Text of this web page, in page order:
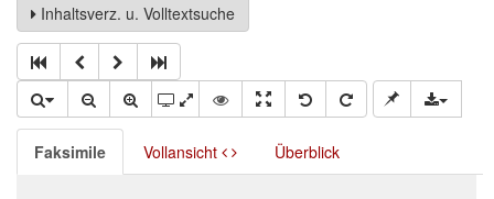
Inhaltsverz. u. Volltextsuche
Faksimile Vollansicht Überblick